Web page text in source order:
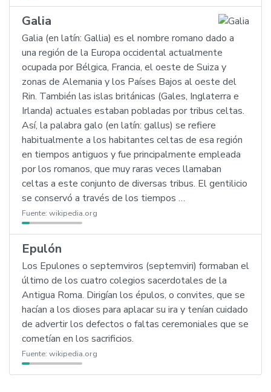
Galia
Galia (en latín: Gallia) es el nombre romano dado a
una región de la Europa occidental actualmente
ocupada por Bélgica, Francia, el oeste de Suiza y
zonas de Alemania y los Países Bajos al oeste del
Rin. También las islas británicas (Gales, Inglaterra e
Irlanda) actuales estaban pobladas por tribus celtas.
Así, la palabra galo (en latín: gallus) se refiere
habitualmente a los habitantes celtas de esa región
en tiempos antiguos y fue principalmente empleada
por los romanos, que muy raras veces llamaban
celtas a este conjunto de diversas tribus. El gentilicio
se conservó a través de los tiempos …
Fuente: wikipedia.org
Epulón
Los Epulones o septemviros (septemviri) formaban el
último de los cuatro colegios sacerdotales de la
Antigua Roma. Dirigían los épulos, o convites, que se
hacían a los dioses para aplacar su ira y tenían cuidado
de advertir los defectos o faltas ceremoniales que se
cometían en los sacrificios.
Fuente: wikipedia.org